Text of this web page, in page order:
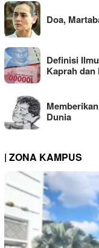
Doa,
Definisi
Kaprah dan
Dunia
| ZONA KAMPUS